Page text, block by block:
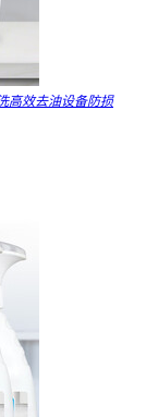
高效去油设备防损